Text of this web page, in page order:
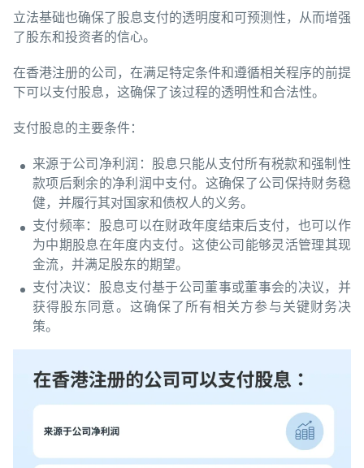
立法基础也确保了股息支付的透明度和可预测性，从而增强
了股东和投资者的信心。
在香港注册的公司，在满足特定条件和遵循相关程序的前提
下可以支付股息，这确保了该过程的透明性和合法性。
支付股息的主要条件：
来源于公司净利润：股息只能从支付所有税款和强制性
款项后剩余的净利润中支付。这确保了公司保持财务稳
健，并履行其对国家和债权人的义务。
支付频率：股息可以在财政年度结束后支付，也可以作
为中期股息在年度内支付。这使公司能够灵活管理其现
金流，并满足股东的期望。
支付决议：股息支付基于公司董事或董事会的决议，并
获得股东同意。这确保了所有相关方参与关键财务决
策。